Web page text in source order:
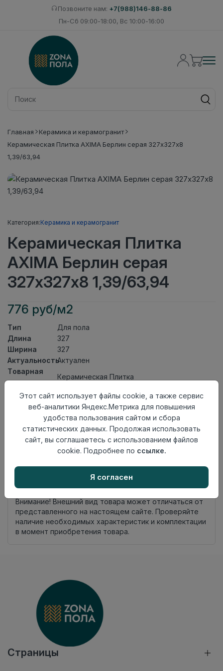
Позвоните нам: +7(988)146-88-86
Пн-Сб 09:00-18:00, Вс 10:00-16:00
Главная
Керамика и керамогранит
Керамическая Плитка AXIMA Берлин серая 327х327х8
1,39/63,94
Категория:Керамика и керамогранит
Керамическая Плитка
AXIMA Берлин серая
327х327х8 1,39/63,94
776 руб/м2
Тип
Для пола
Длина
327
Ширина
327
АктуальностьАктуален
Товарная
группа
Керамическая Плитка
Толщина
8
Поверхностьматовая
происхождения
Россия
Номер
Неколлекционные полы
Осталось122 упак
Внимание! Внешний вид товара может отличаться от
представленного на настоящем сайте. Проверяйте
наличие необходимых характеристик и комплектации
в момент приобретения товара.
Страницы
Этот сайт использует файлы cookie, а также сервис
веб-аналитики Яндекс.Метрика для повышения
удобства пользования сайтом и сбора
статистических данных. Продолжая использовать
сайт, вы соглашаетесь с использованием файлов
cookie. Подробнее по ссылке.
Я согласен